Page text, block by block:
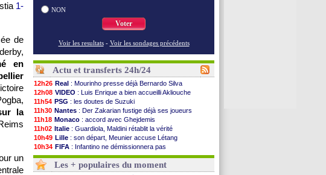
1-
de
en
la
un
NON
Voter
Voir les resultats - Voir les sondages précédents
Actu et transferts 24h/24
12h26 Real : Mourinho presse déjà Bernardo Silva
12h08 VIDEO : Luis Enrique a bien accueilli Akliouche
11h54 PSG : les doutes de Suzuki
11h30 Nantes : Der Zakarian fustige déjà ses joueurs
11h18 Monaco : accord avec Ghejdemis
11h02 Italie : Guardiola, Maldini rétablit la vérité
10h49 Lille : son départ, Meunier accuse Létang
10h34 FIFA : Infantino ne démissionnera pas
10h16 Barça: Flick esquive pour Ferran Torres
10h00
Liverpool: Araujo, une option d'achat à 55 M€
Les + populaires du moment